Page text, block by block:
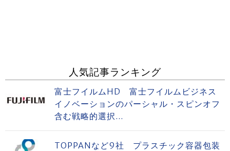
人気記事ランキング
富士フイルムHD 富士フイルムビジネス
イノベーションのパーシャル・スピンオフ
含む戦略的選択...
TOPPANなど9社 プラスチック容器包装